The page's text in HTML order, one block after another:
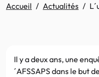
Accueil Actualités
Il y a deux ans, une
´AFSSAPS dans le but